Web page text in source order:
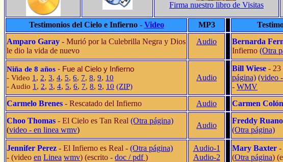
Firma nuestro libro de Visitas
Testimonios del Cielo e Infierno - Video MP3
Amparo Garay - Murió por la Culebrilla Negra y Dios
le dio la vida de nuevo
Audio Bernarda
Infierno (Otra
Niña de 8 años - Fue al Cielo y Infierno
- Video 1 , 2, 3, 4, 5, 6, 7, 8, 9, 10
- Audio 1 , 2, 3, 4, 5, 6, 7, 8, 9, 10 (ZIP)
Audio
Bill Wiese - 23
página) (video
- WMV
Carmelo Brenes - Rescatado del Infierno Audio Carmen Colón
Choo Thomas - El Cielo es Tan Real (Otra página)
(video - en linea wmv)
Audio
Freddy Ruano
(Otra página)
Jennifer Perez - El Infierno es Real - (Otra página)
- (video en Linea wmv) (escrito - doc /pdf)
Audio-1
Audio-2
Mary Baxter -
(Otra página)